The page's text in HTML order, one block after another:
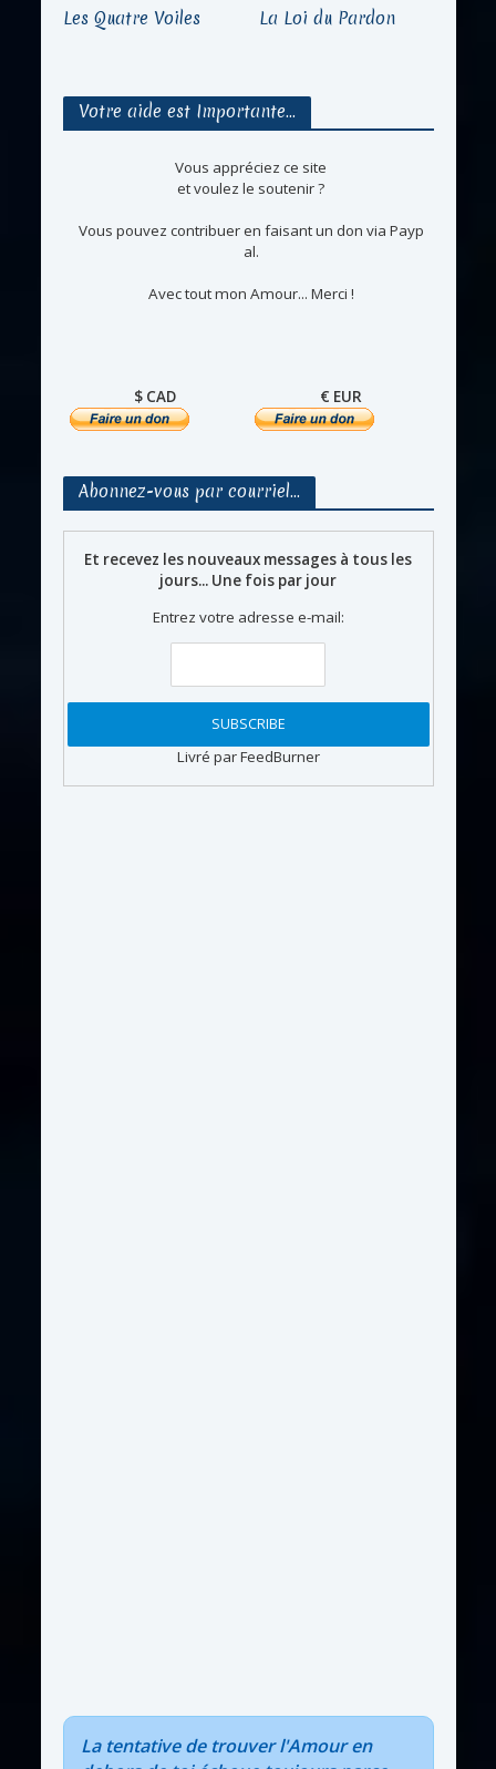
Les Quatre Voiles La Loi du Pardon
Votre aide est Importante…
Vous appréciez ce site
et voulez le soutenir ?
Vous pouvez contribuer en faisant un don via Payp
al.
Avec tout mon Amour... Merci !
$ CAD € EUR
Abonnez-vous par courriel…
Et recevez les nouveaux messages à tous les
jours... Une fois par jour
Entrez votre adresse e-mail:
Livré par FeedBurner
La tentative de trouver l'Amour en